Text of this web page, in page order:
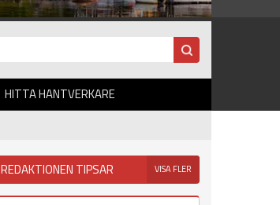
HITTA HANTVERKARE
REDAKTIONEN TIPSAR VISA FLER